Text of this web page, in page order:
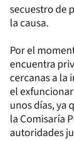
secuestro de
la causa.
Por el
encuentra
cercanas a la
el
unos días, ya
la Comisaría
autoridades